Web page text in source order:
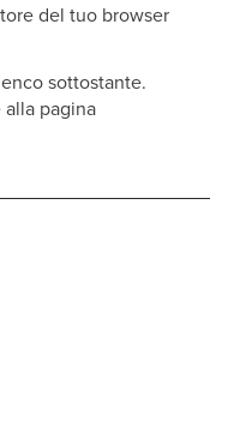
del tuo browser
sottostante.
pagina